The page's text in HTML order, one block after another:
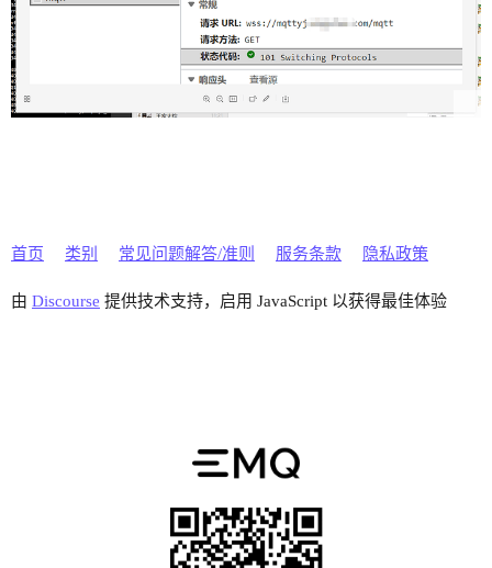
                proxy_pass http://empx_ws;
                proxy_set_header Host $host;
proxy_set_header X-Real_IP
proxy_set_header X-Forwarded-
        access_log  /apps01/logs/access.log;
        error_log  /apps01/logs/error.log;
首页 类别 常见问题解答/准则 服务条款 隐私政策
由 Discourse 提供技术支持，启用 JavaScript 以获得最佳体验